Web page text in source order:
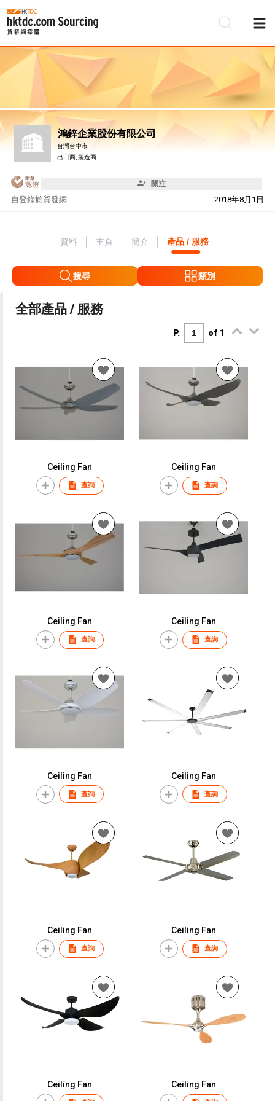
鴻鋅企業股份有限公司
台灣台中市
出口商, 製造商
關注
自 2018年8月1日
登錄於貿發網
資料 主頁 簡介 產品 / 服務
搜尋 類別
全部產品 / 服務
P. of 1
Ceiling Fan
查詢
Ceiling Fan
查詢
Ceiling Fan
查詢
Ceiling Fan
查詢
Ceiling Fan
查詢
Ceiling Fan
查詢
Ceiling Fan
查詢
Ceiling Fan
查詢
Ceiling Fan Ceiling Fan